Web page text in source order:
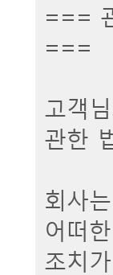
===
===
고객
관한
회사
어떠
조치